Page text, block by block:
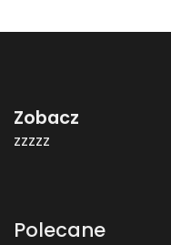
Zobacz
zzzzz
Polecane